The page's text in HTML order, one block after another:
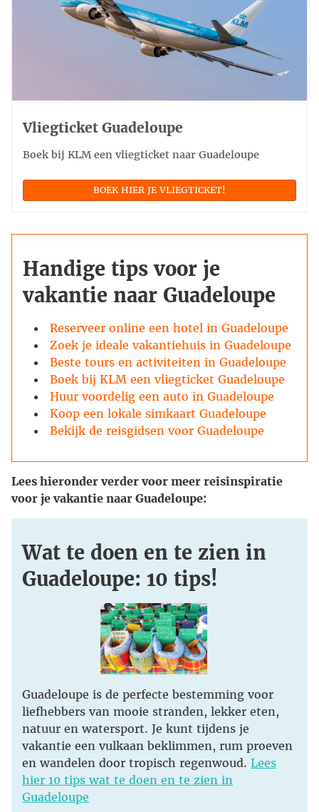
Vliegticket Guadeloupe
Boek bij KLM een vliegticket naar Guadeloupe
BOEK HIER JE VLIEGTICKET!
Handige tips voor je
vakantie naar Guadeloupe
Reserveer online een hotel in Guadeloupe
Zoek je ideale vakantiehuis in Guadeloupe
Beste tours en activiteiten in Guadeloupe
Boek bij KLM een vliegticket Guadeloupe
Huur voordelig een auto in Guadeloupe
Koop een lokale simkaart Guadeloupe
Bekijk de reisgidsen voor Guadeloupe
Lees hieronder verder voor meer reisinspiratie
voor je vakantie naar Guadeloupe:
Wat te doen en te zien in
Guadeloupe: 10 tips!
Guadeloupe is de perfecte bestemming voor
liefhebbers van mooie stranden, lekker eten,
natuur en watersport. Je kunt tijdens je
vakantie een vulkaan beklimmen, rum proeven
en wandelen door tropisch regenwoud. Lees
hier 10 tips wat te doen en te zien in
Guadeloupe